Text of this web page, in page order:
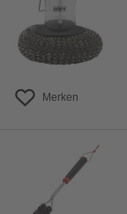
Merken